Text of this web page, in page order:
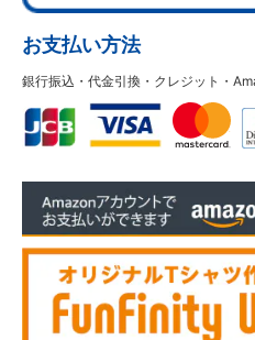
お支払い方法
銀行振込・代金引換・クレジット・